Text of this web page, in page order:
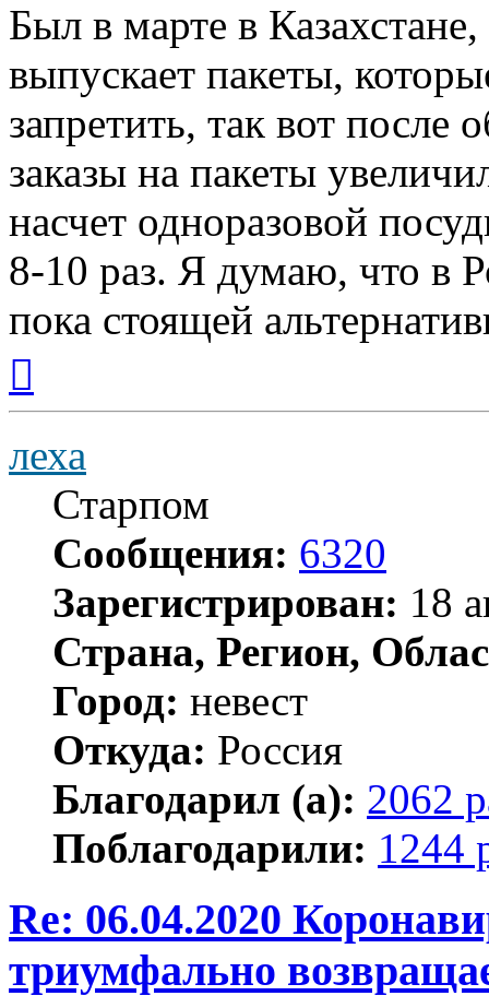
Был в марте в
выпускает пакеты,
запретить, так вот после
заказы на пакеты
насчет одноразовой
8-10 раз. Я думаю, что в
пока стоящей
началу
леха
Старпом
Сообщения: 6320
Зарегистрирован: 18
Страна, Регион,
Город: невест
Откуда: Россия
Благодарил (а): 2062
Поблагодарили: 1244
Re: 06.04.2020
триумфально